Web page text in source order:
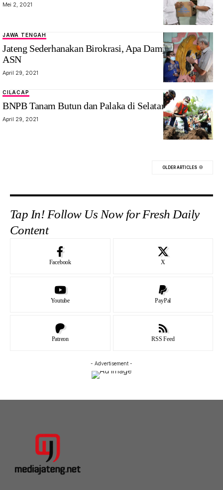
Mei 2, 2021
JAWA TENGAH
Jateng Sederhanakan Birokrasi, Apa Dampaknya Bagi
ASN
April 29, 2021
CILACAP
BNPB Tanam Butun dan Palaka di Selatan Jawa
April 29, 2021
OLDER ARTICLES
Tap In! Follow Us Now for Fresh Daily
Content
Facebook X
Youtube PayPal
Patreon RSS Feed
- Advertisement -